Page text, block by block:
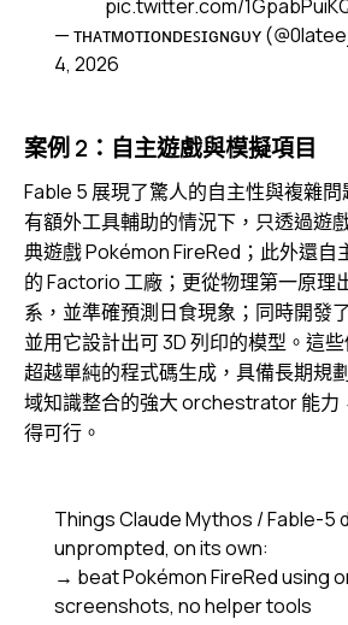
pic.twitter.com/
— ᴛʜᴀᴛᴍᴏᴛɪᴏɴᴅᴇꜱɪɢɴɢᴜʏ
4, 2026
案例 2：自主遊戲與模擬項目
Fable 5 展現了驚人的自主性與複雜
有額外工具輔助的情況下，只透過遊
典遊戲 Pokémon FireRed；此外還自
的 Factorio 工廠；更從物理第一原理
系，並準確預測日食現象；同時開發
並用它設計出可 3D 列印的模型。這
超越單純的程式碼生成，具備長期規
域知識整合的強大 orchestrator 能力
得可行。
Things Claude Mythos / Fable-5
unprompted, on its own:
→ beat Pokémon FireRed using
screenshots, no helper tools